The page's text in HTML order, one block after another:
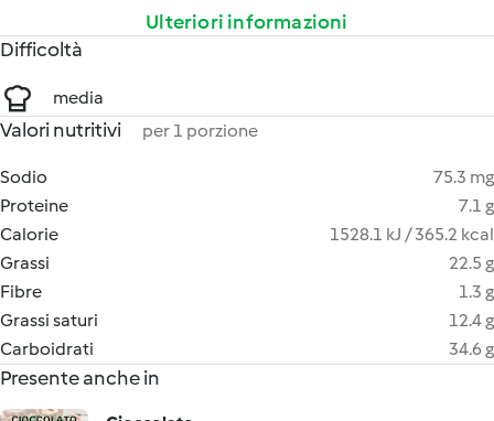
Ulteriori informazioni
Difficoltà
media
Valori nutritivi per 1 porzione
Sodio
75.3 mg
Proteine
7.1 g
Calorie
1528.1 kJ / 365.2 kcal
Grassi
22.5 g
Fibre
1.3 g
Grassi saturi
12.4 g
Carboidrati
34.6 g
Presente anche in